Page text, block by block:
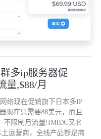
多ip服务器促
量,$88/月
络现在促销旗下日本多IP
现在只需要88美元，而且
不限制月流量!IMIDC又名
运营商，全线产品都是商